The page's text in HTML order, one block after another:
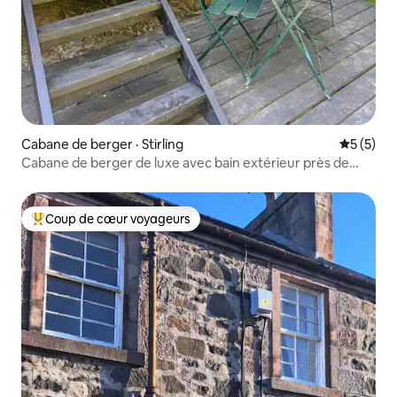
Cabane de berger · Stirling Note
5 (5)
Cabane de berger de luxe avec bain extérieur près de
Coup de cœur voyageurs parmi les plus aimés
Coup de cœur voyageurs